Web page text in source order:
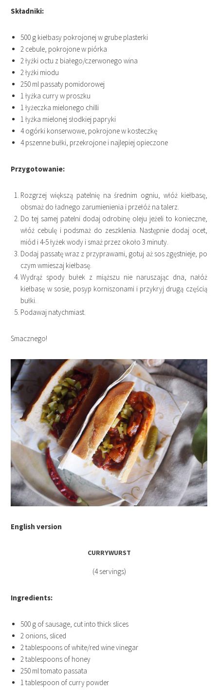
Składniki:
500 g kiełbasy pokrojonej w grube plasterki
2 cebule, pokrojone w piórka
2 łyżki octu z białego/czerwonego wina
2 łyżki miodu
250 ml passaty pomidorowej
1 łyżka curry w proszku
1 łyżeczka mielonego chilli
1 łyżka mielonej słodkiej papryki
4 ogórki konserwowe, pokrojone w kosteczkę
4 pszenne bułki, przekrojone i najlepiej opieczone
Przygotowanie:
Rozgrzej większą patelnię na średnim ogniu, włóż kiełbasę,
obsmaż do ładnego zarumienienia i przełóż na talerz.
Do tej samej patelni dodaj odrobinę oleju jeżeli to konieczne,
włóż cebulę i podsmaż do zeszklenia. Następnie dodaj ocet,
miód i 4-5 łyżek wody i smaż przez około 3 minuty.
Dodaj passatę wraz z przyprawami, gotuj aż sos zgęstnieje, po
czym wmieszaj kiełbasę.
Wydrąż spody bułek z miąższu nie naruszając dna, nałóż
kiełbasę w sosie, posyp korniszonami i przykryj drugą częścią
bułki.
Podawaj natychmiast.
Smacznego!
English version
CURRYWURST
(4 servings)
Ingredients:
500 g of sausage, cut into thick slices
2 onions, sliced
2 tablespoons of white/red wine vinegar
2 tablespoons of honey
250 ml tomato passata
1 tablespoon of curry powder